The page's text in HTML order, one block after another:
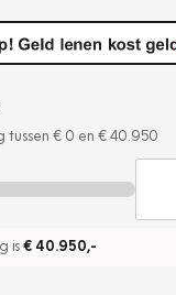
tussen € 0 en € 40.950
is€ 40.950,-